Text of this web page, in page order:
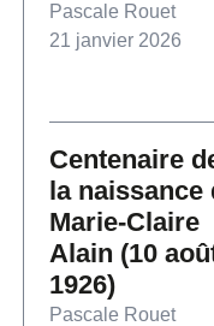
Pascale Rouet
21 janvier 2026
Centenaire
la naissance
Marie-Claire
Alain (10
1926)
Pascale Rouet